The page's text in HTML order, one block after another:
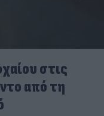
στις
από τη